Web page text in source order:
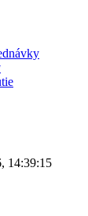
, 14:39:15